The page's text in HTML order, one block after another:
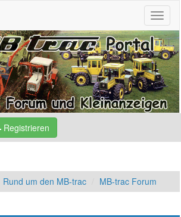
Registrieren
Rund um den MB-trac MB-trac Forum